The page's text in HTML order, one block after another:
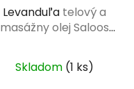
Levanduľa telový a
masážny olej Saloos
Skladom (1 ks)